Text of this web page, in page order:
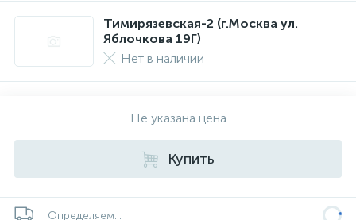
Тимирязевская-2 (г.Москва ул.
Яблочкова 19Г)
Нет в наличии
Не указана цена
Купить
Определяем...